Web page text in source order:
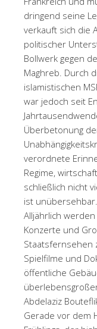
dringend seine
verkauft sich die
politischer
Bollwerk gegen
Maghreb. Durch
islamistischen
war jedoch seit
Überbetonung
verordnete
Regime,
schließlich nicht
ist unübersehbar.
Alljährlich
Konzerte und
Staatsfernsehen
Spielfilme und
öffentliche
Abdelaziz
Gerade vor dem